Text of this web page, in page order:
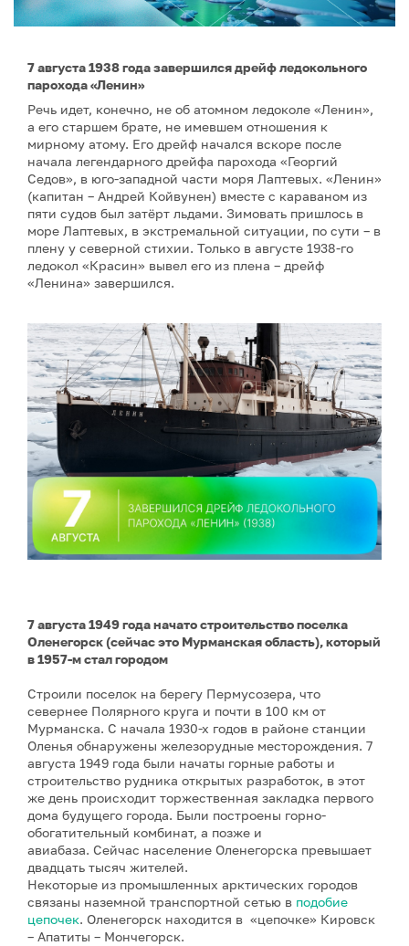
7 августа 1938 года завершился дрейф ледокольного
парохода «Ленин»
Речь идет, конечно, не об атомном ледоколе «Ленин»,
а его старшем брате, не имевшем отношения к
мирному атому. Его дрейф начался вскоре после
начала легендарного дрейфа парохода «Георгий
Седов», в юго-западной части моря Лаптевых. «Ленин»
(капитан – Андрей Койвунен) вместе с караваном из
пяти судов был затёрт льдами. Зимовать пришлось в
море Лаптевых, в экстремальной ситуации, по сути – в
плену у северной стихии. Только в августе 1938-го
ледокол «Красин» вывел его из плена – дрейф
«Ленина» завершился.
7 августа 1949 года начато строительство поселка
Оленегорск (сейчас это Мурманская область), который
в 1957-м стал городом
Строили поселок на берегу Пермусозера, что
севернее Полярного круга и почти в 100 км от
Мурманска. С начала 1930-х годов в районе станции
Оленья обнаружены железорудные месторождения. 7
августа 1949 года были начаты горные работы и
строительство рудника открытых разработок, в этот
же день происходит торжественная закладка первого
дома будущего города. Были построены горно-
обогатительный комбинат, а позже и
авиабаза. Сейчас население Оленегорска превышает
двадцать тысяч жителей.
Некоторые из промышленных арктических городов
связаны наземной транспортной сетью в подобие
цепочек. Оленегорск находится в «цепочке» Кировск
– Апатиты – Мончегорск.